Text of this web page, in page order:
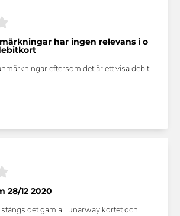
har ingen relevans i o
eftersom det är ett visa debit
28/12 2020
det gamla Lunarway kortet och